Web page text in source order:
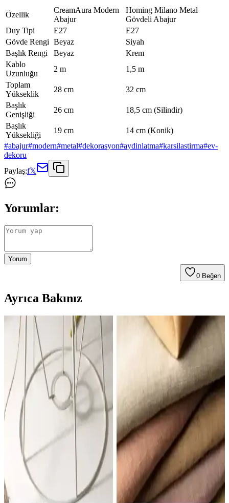
Özellik
CreamAura Modern
Abajur
Homing Milano Metal
Gövdeli Abajur
Duy Tipi
E27
E27
Gövde Rengi Beyaz
Siyah
Başlık Rengi
Beyaz
Krem
Kablo
Uzunluğu
2 m
1,5 m
Toplam
Yükseklik
28 cm
32 cm
Başlık
Genişliği
26 cm
18,5 cm (Silindir)
Başlık
Yüksekliği
19 cm
14 cm (Konik)
#abajur#modern#metal#dekorasyon#aydinlatma#karsilastirma#ev-
dekoru
Paylaş:f𝕏
Yorumlar:
Yorum
0 Beğen
Ayrıca Bakınız
Yatak Odasında Abajur Seçimi ve Yerleşiminde
Boyut, Renk ve Işık Uyumu
Yatak odasında abajur seçimi, boyut, renk ve ışık sıcaklığı gibi
faktörlerle odanın estetik ve fonksiyonel dengesini sağlar. Alternatif
aydınlatma çözümleri de değerlendirilebilir.
Yatak Odası ve Masa Lambası Abajur
Karşılaştırması: Malzeme, Tasarım ve Kullanıcı
Yorumları
İki farklı yatak odası abajuru ve masa lambası modelinin malzeme,
boyut, kullanım alanı ve kullanıcı geri bildirimleri detaylı şekilde
analiz edilerek, en uygun seçim için rehberlik sağlar.
Koçtaş'ta Abajur Şapkası: Ev Dekorasyonunda
Aydınlatmanın Estetik ve Fonksiyonel Rolü